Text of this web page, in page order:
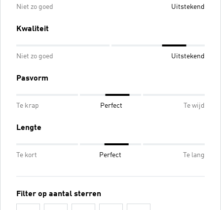
Niet zo goed Uitstekend
Kwaliteit
Niet zo goed Uitstekend
Pasvorm
Te krap Perfect Te wijd
Lengte
Te kort Perfect Te lang
Filter op aantal sterren